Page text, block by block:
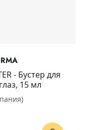
- Бустер для
15 мл